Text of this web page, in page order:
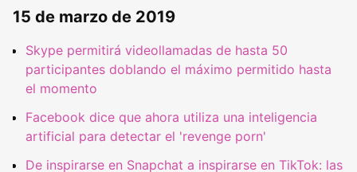
15 de marzo de 2019
Skype permitirá videollamadas de hasta 50
participantes doblando el máximo permitido hasta
el momento
Facebook dice que ahora utiliza una inteligencia
artificial para detectar el 'revenge porn'
De inspirarse en Snapchat a inspirarse en TikTok: las